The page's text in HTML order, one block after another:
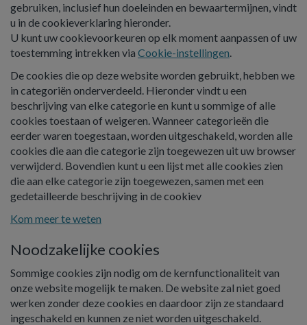
gebruiken, inclusief hun doeleinden en bewaartermijnen, vindt
u in de cookieverklaring hieronder.
U kunt uw cookievoorkeuren op elk moment aanpassen of uw
toestemming intrekken via Cookie-instellingen.
De cookies die op deze website worden gebruikt, hebben we
in categoriën onderverdeeld. Hieronder vindt u een
beschrijving van elke categorie en kunt u sommige of alle
cookies toestaan of weigeren. Wanneer categorieën die
eerder waren toegestaan, worden uitgeschakeld, worden alle
cookies die aan die categorie zijn toegewezen uit uw browser
verwijderd. Bovendien kunt u een lijst met alle cookies zien
die aan elke categorie zijn toegewezen, samen met een
gedetailleerde beschrijving in de cookiev
Kom meer te weten
Noodzakelijke cookies
Sommige cookies zijn nodig om de kernfunctionaliteit van
onze website mogelijk te maken. De website zal niet goed
werken zonder deze cookies en daardoor zijn ze standaard
ingeschakeld en kunnen ze niet worden uitgeschakeld.